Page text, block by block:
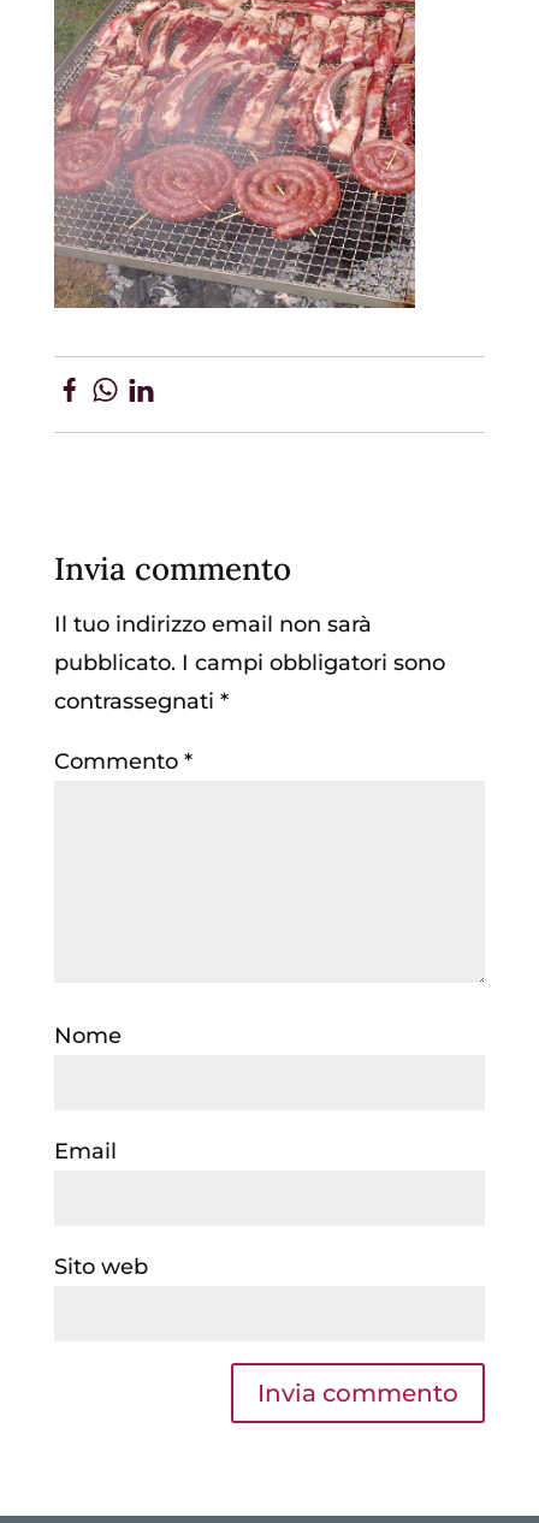
Invia commento
Il tuo indirizzo email non sarà
pubblicato. I campi obbligatori sono
contrassegnati *
Commento *
Nome
Email
Sito web